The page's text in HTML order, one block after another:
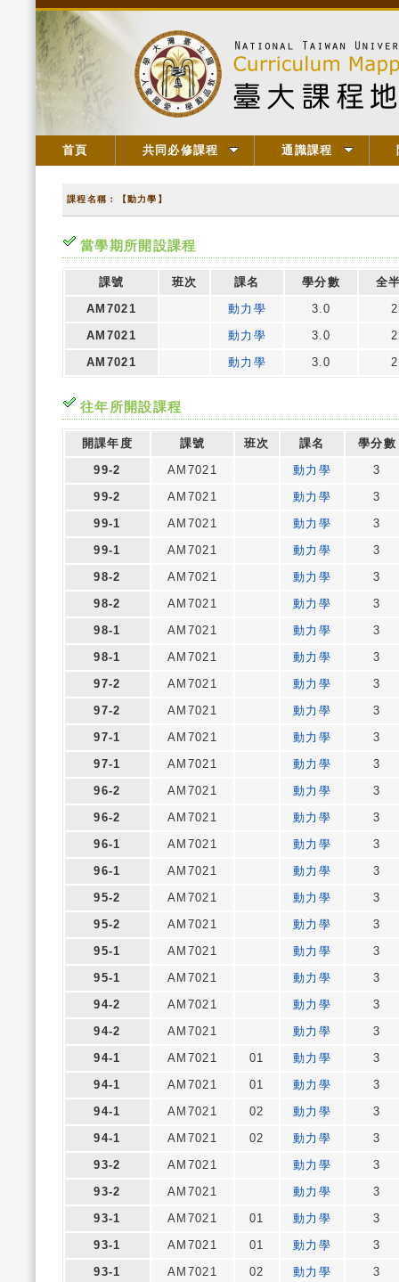
首頁 共同必修課程 通識課程
課程名稱：【動力學】
當學期所開設課程
課號 班次 課名 學分數
全
AM7021
動力學 3.0
2
AM7021
動力學 3.0
2
AM7021
動力學 3.0 2
往年所開設課程
開課年度 課號 班次 課名
學分數
99-2
AM7021 動力學
3
99-2
AM7021 動力學
3
99-1
AM7021 動力學
3
99-1
AM7021 動力學
3
98-2
AM7021 動力學
3
98-2
AM7021 動力學
3
98-1
AM7021 動力學
3
98-1
AM7021 動力學
3
97-2
AM7021 動力學
3
97-2
AM7021 動力學
3
97-1
AM7021 動力學
3
97-1
AM7021 動力學
3
96-2
AM7021 動力學
3
96-2
AM7021 動力學
3
96-1
AM7021 動力學
3
96-1
AM7021 動力學
3
95-2
AM7021 動力學
3
95-2
AM7021 動力學
3
95-1
AM7021 動力學
3
95-1
AM7021 動力學
3
94-2
AM7021 動力學
3
94-2
AM7021 動力學
3
94-1
AM7021 01 動力學
3
94-1
AM7021 01 動力學
3
94-1
AM7021 02 動力學
3
94-1
AM7021 02 動力學
3
93-2
AM7021 動力學
3
93-2
AM7021 動力學
3
93-1
AM7021 01 動力學
3
93-1
AM7021 01 動力學
3
93-1
AM7021 02 動力學
3